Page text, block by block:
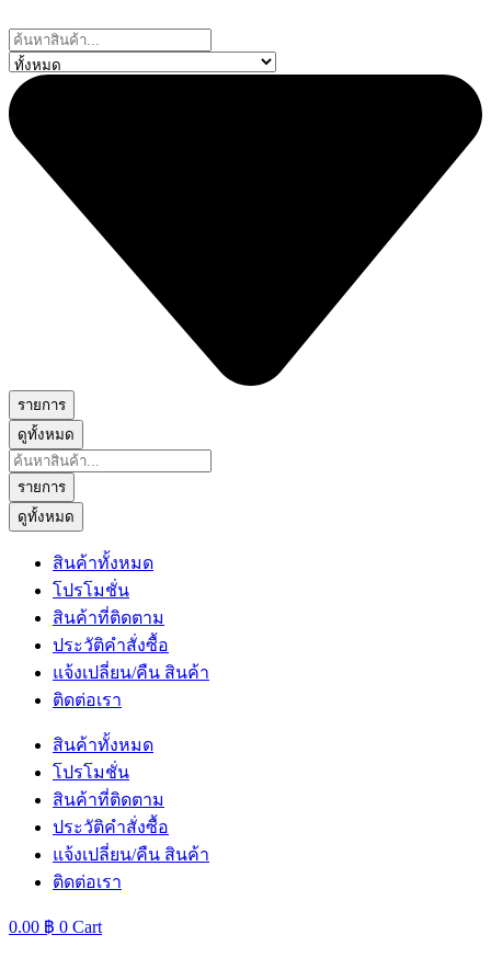
to
content
Search
...
รายการ
ดูทั้งหมด
Search
...
รายการ
ดูทั้งหมด
สินค้าทั้งหมด
โปรโมชั่น
สินค้าที่ติดตาม
ประวัติคำสั่งซื้อ
แจ้งเปลี่ยน/คืน สินค้า
ติดต่อเรา
สินค้าทั้งหมด
โปรโมชั่น
สินค้าที่ติดตาม
ประวัติคำสั่งซื้อ
แจ้งเปลี่ยน/คืน สินค้า
ติดต่อเรา
0.00 ฿ 0 Cart